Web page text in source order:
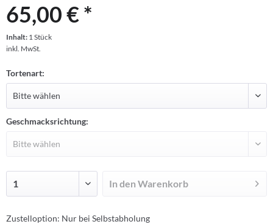
65,00 € *
Inhalt: 1 Stück
inkl. MwSt.
Tortenart:
Geschmacksrichtung:
In den Warenkorb
Zustelloption: Nur bei Selbstabholung